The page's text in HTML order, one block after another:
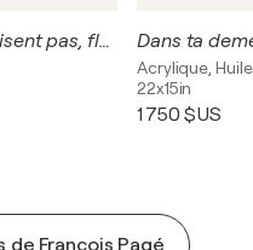
Puisque les mots bleus ne suffisent pas, fleurez bien comme je vous aime.
Acrylique,
22x15in
1 750 $US
François Pagé